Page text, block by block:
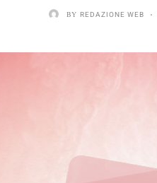
BY REDAZIONE WEB